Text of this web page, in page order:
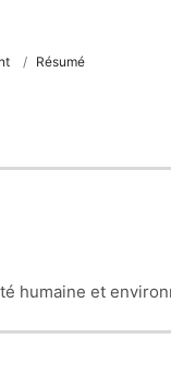
Résumé
humaine et